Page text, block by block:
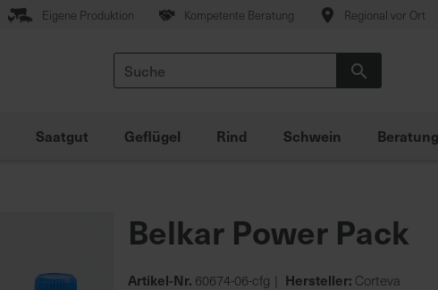
Eigene Produktion Kompetente Beratung Regional vor Ort
Suche
Saatgut Geflügel Rind Schwein Beratung
Belkar Power Pack
Artikel-Nr. 60674-06-cfg Hersteller: Corteva